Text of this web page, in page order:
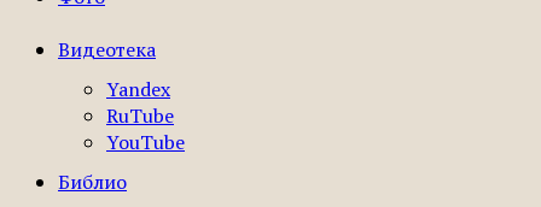
Видеотека
Yandex
RuTube
YouTube
Библио